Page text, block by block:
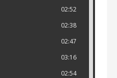
02:52
02:38
02:47
03:16
02:54